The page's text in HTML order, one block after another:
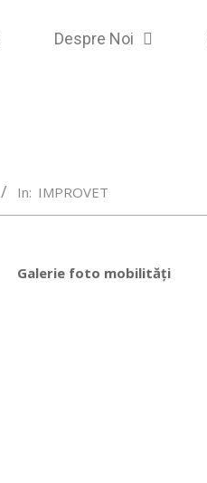
Despre Noi
In: IMPROVET
Galerie foto mobilități